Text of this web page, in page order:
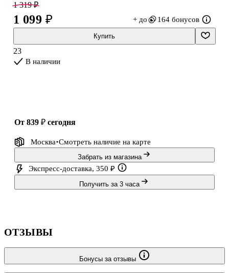
Овдовевшая Вирджиния отправляется на ветреное побережье
Корнуолла, чтобы поразмышлять о своем не слишком
счастливом прошлом и понять, как жить дальше («Пустой дом»).
И наконец стат
1 319 ₽
1 099 ₽ + до 164 бонусов
Купить
23
В наличии
от 839 ₽ сегодня
Москва Смотреть наличие на карте
Забрать из магазина
Экспресс-доставка, 350 ₽
Получить за 3 часа
ОТЗЫВЫ
Бонусы за отзывы